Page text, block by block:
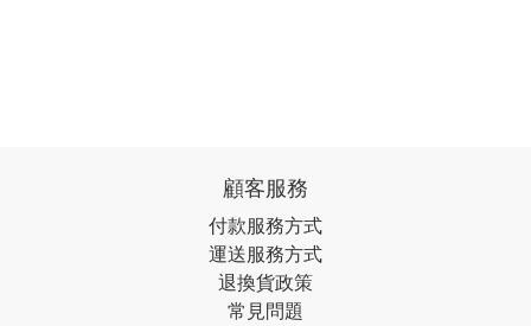
顧客服務
付款服務方式
運送服務方式
退換貨政策
常見問題